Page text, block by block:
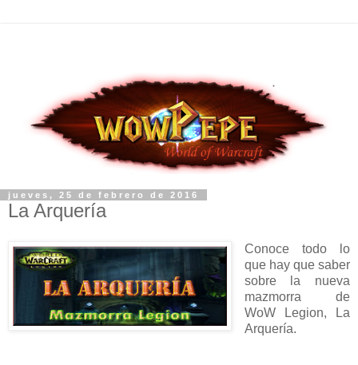
jueves, 25 de febrero de 2016
La Arquería
Conoce todo lo
que hay que saber
sobre la nueva
mazmorra de
WoW Legion, La
Arquería.